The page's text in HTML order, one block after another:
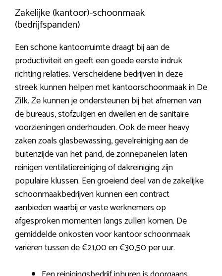
Zakelijke (kantoor)-schoonmaak
(bedrijfspanden)
Een schone kantoorruimte draagt bij aan de
productiviteit en geeft een goede eerste indruk
richting relaties. Verscheidene bedrijven in deze
streek kunnen helpen met kantoorschoonmaak in De
Zilk. Ze kunnen je ondersteunen bij het afnemen van
de bureaus, stofzuigen en dweilen en de sanitaire
voorzieningen onderhouden. Ook de meer heavy
zaken zoals glasbewassing, gevelreiniging aan de
buitenzijde van het pand, de zonnepanelen laten
reinigen ventilatiereiniging of dakreiniging zijn
populaire klussen. Een groeiend deel van de zakelijke
schoonmaakbedrijven kunnen een contract
aanbieden waarbij er vaste werknemers op
afgesproken momenten langs zullen komen. De
gemiddelde onkosten voor kantoor schoonmaak
variëren tussen de €21,00 en €30,50 per uur.